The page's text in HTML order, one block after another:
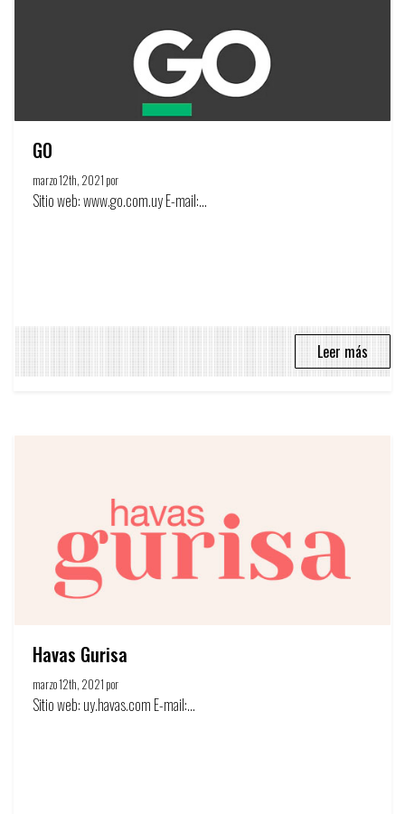
GO
marzo 12th, 2021 por
Sitio web: www.go.com.uy E-mail:...
Leer más
Havas Gurisa
marzo 12th, 2021 por
Sitio web: uy.havas.com E-mail:...